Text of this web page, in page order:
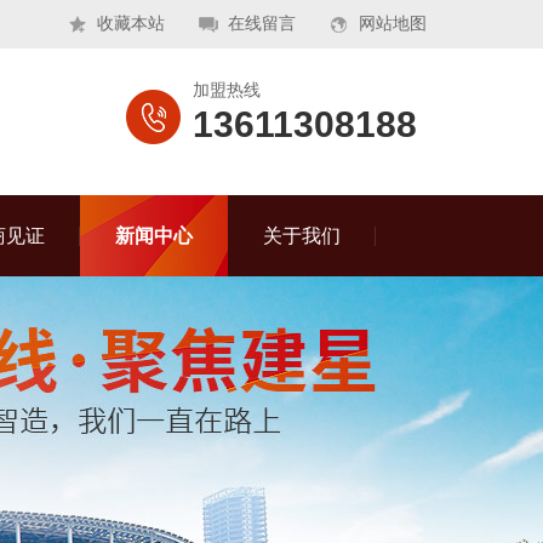
收藏本站 在线留言 网站地图
加盟热线
13611308188
见证 新闻中心 关于我们